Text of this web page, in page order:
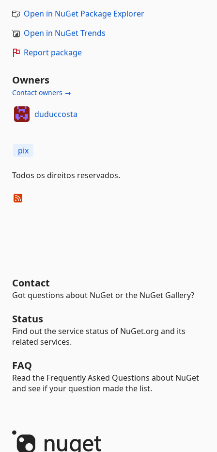
Open in NuGet Package Explorer
Open in NuGet Trends
Report package
Owners
Contact owners →
duduccosta
pix
Todos os direitos reservados.
Contact
Got questions about NuGet or the NuGet Gallery?
Status
Find out the service status of NuGet.org and its
related services.
FAQ
Read the Frequently Asked Questions about NuGet
and see if your question made the list.